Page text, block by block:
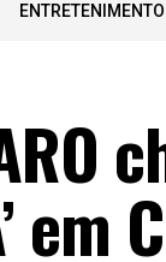
ENTRETENIMENTO
em